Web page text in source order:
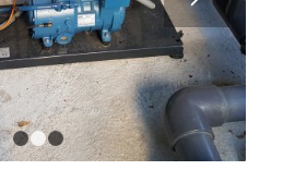
1
3